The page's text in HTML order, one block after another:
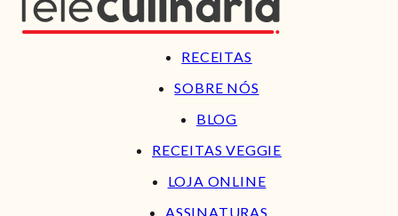
RECEITAS
SOBRE NÓS
BLOG
RECEITAS VEGGIE
LOJA ONLINE
ASSINATURAS